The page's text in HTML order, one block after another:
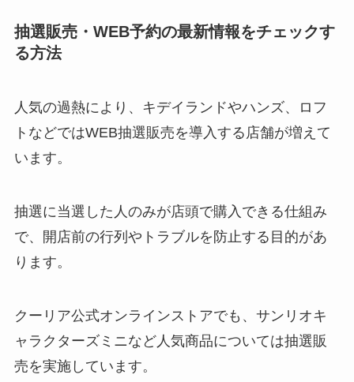
抽選販売・WEB予約の最新情報をチェックす
る方法
人気の過熱により、キデイランドやハンズ、ロフ
トなどではWEB抽選販売を導入する店舗が増えて
います。
抽選に当選した人のみが店頭で購入できる仕組み
で、開店前の行列やトラブルを防止する目的があ
ります。
クーリア公式オンラインストアでも、サンリオキ
ャラクターズミニなど人気商品については抽選販
売を実施しています。